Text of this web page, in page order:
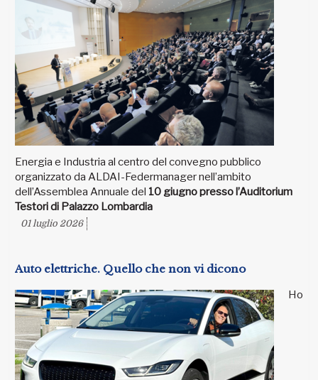
Energia e Industria al centro del convegno pubblico
organizzato da ALDAI-Federmanager nell’ambito
dell’Assemblea Annuale del 10 giugno presso l’Auditorium
Testori di Palazzo Lombardia
01 luglio 2026
Auto elettriche. Quello che non vi dicono
Ho